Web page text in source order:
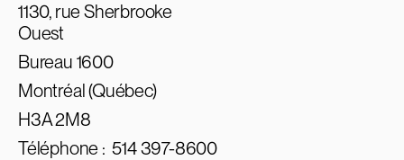
1130, rue Sherbrooke
Ouest
Bureau 1600
Montréal (Québec)
H3A 2M8
Téléphone :514 397-8600